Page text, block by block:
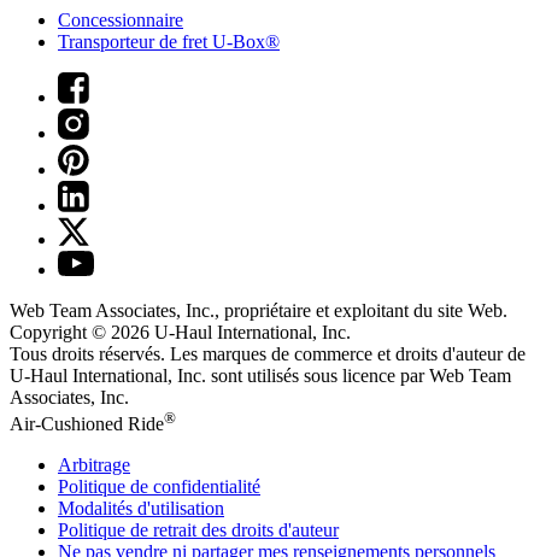
Concessionnaire
Transporteur de fret U-Box®
Web Team Associates, Inc., propriétaire et exploitant du site Web.
Copyright © 2026 U-Haul International, Inc.
Tous droits réservés. Les marques de commerce et droits d'auteur de
U-Haul International, Inc. sont utilisés sous licence par Web Team
Associates, Inc.
Air-Cushioned Ride®
Arbitrage
Politique de confidentialité
Modalités d'utilisation
Politique de retrait des droits d'auteur
Ne pas vendre ni partager mes renseignements personnels